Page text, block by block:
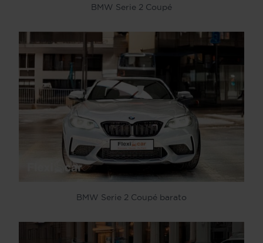
BMW Serie 2 Coupé
BMW Serie 2 Coupé barato